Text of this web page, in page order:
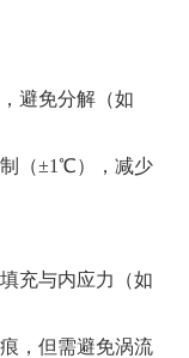
避免分解（如
（±1℃），减少
充与内应力（如
，但需避免涡流